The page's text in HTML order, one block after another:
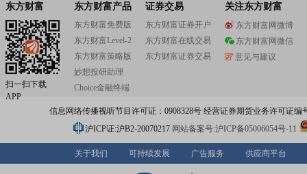
东方财富
扫一扫下载
APP
东方财富产品
东方财富免费版
东方财富Level-2
东方财富策略版
妙想投研助理
Choice金融终端
证券交易
东方财富证券开户
东方财富在线交易
东方财富证券交易
关注东方财富
东方财富网微博
东方财富网微信
意见与建议
信息网络传播视听节目许可证：0908328号 经营证券期货业务许可证编
沪ICP证:沪B2-20070217 网站备案号:沪ICP备05006054号-11
关于我们 可持续发展 广告服务 供应商平台